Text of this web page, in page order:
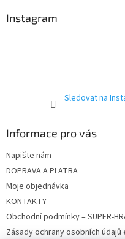
Instagram
Sledovat na
Informace pro vás
Napište nám
DOPRAVA A PLATBA
Moje objednávka
KONTAKTY
Obchodní podmínky – SUPER-
Zásady ochrany osobních